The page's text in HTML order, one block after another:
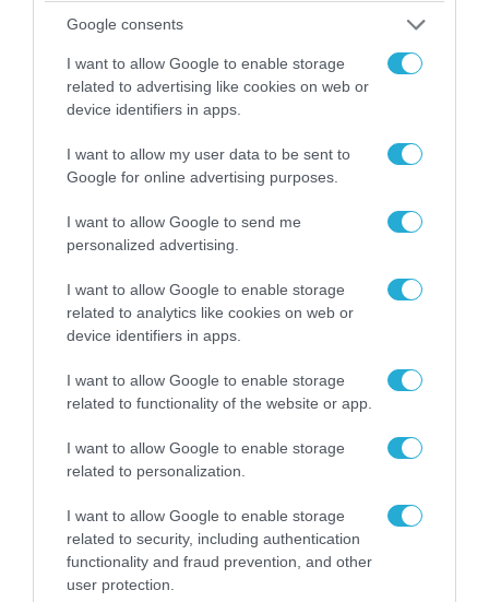
Google consents
I want to allow Google to enable storage
related to advertising like cookies on web or
device identifiers in apps.
I want to allow my user data to be sent to
Google for online advertising purposes.
I want to allow Google to send me
personalized advertising.
I want to allow Google to enable storage
related to analytics like cookies on web or
device identifiers in apps.
I want to allow Google to enable storage
related to functionality of the website or app.
I want to allow Google to enable storage
related to personalization.
I want to allow Google to enable storage
related to security, including authentication
functionality and fraud prevention, and other
user protection.
06.08.2026 | 14:02
«Επιχείρηση ελεύθερα πεζοδρόμια» στην
Αθήνα: Απομακρύνθηκαν παράνομα
αντικείμενα από κοινόχρηστους χώρους
06.08.2026 | 09:03
«Οι εντελώς αθώοι»: Η ανάρτηση του Αρκά για
τα ζώα που χάθηκαν στις πυρκαγιές της
Αττικής (φωτο)